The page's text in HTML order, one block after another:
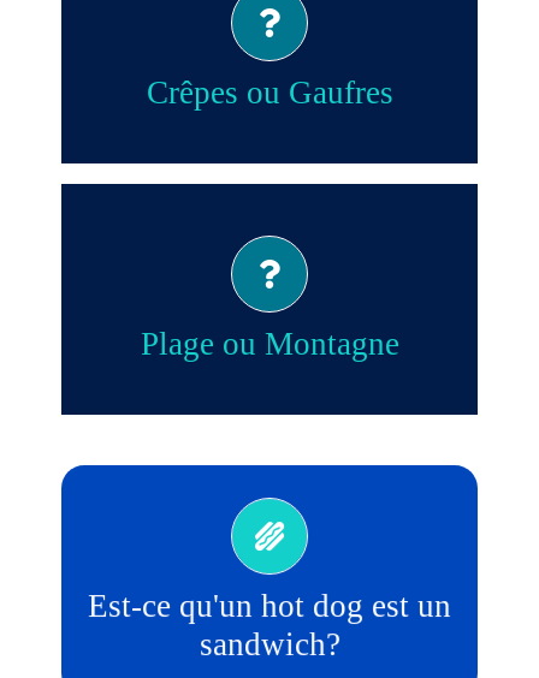
Crêpes ou Gaufres
Gaufres!
Plage ou Montagne
Plage!
Est-ce qu'un hot dog est un
sandwich?
Non!